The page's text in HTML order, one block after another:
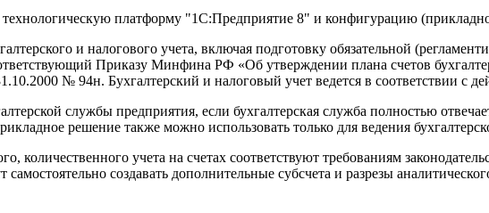
платформу "1С:Предприятие 8" и конфигурацию
и налогового учета, включая подготовку обязательной
Приказу Минфина РФ «Об утверждении плана счетов
№ 94н. Бухгалтерский и налоговый учет ведется в соответствии с
службы предприятия, если бухгалтерская служба полностью
решение также можно использовать только для ведения
количественного учета на счетах соответствуют требованиям
создавать дополнительные субсчета и разрезы